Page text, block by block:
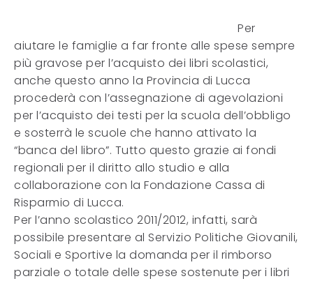
Per
aiutare le famiglie a far fronte alle spese sempre
più gravose per l’acquisto dei libri scolastici,
anche questo anno la Provincia di Lucca
procederà con l’assegnazione di agevolazioni
per l’acquisto dei testi per la scuola dell’obbligo
e sosterrà le scuole che hanno attivato la
“banca del libro”. Tutto questo grazie ai fondi
regionali per il diritto allo studio e alla
collaborazione con la Fondazione Cassa di
Risparmio di Lucca.
Per l’anno scolastico 2011/2012, infatti, sarà
possibile presentare al Servizio Politiche Giovanili,
Sociali e Sportive la domanda per il rimborso
parziale o totale delle spese sostenute per i libri